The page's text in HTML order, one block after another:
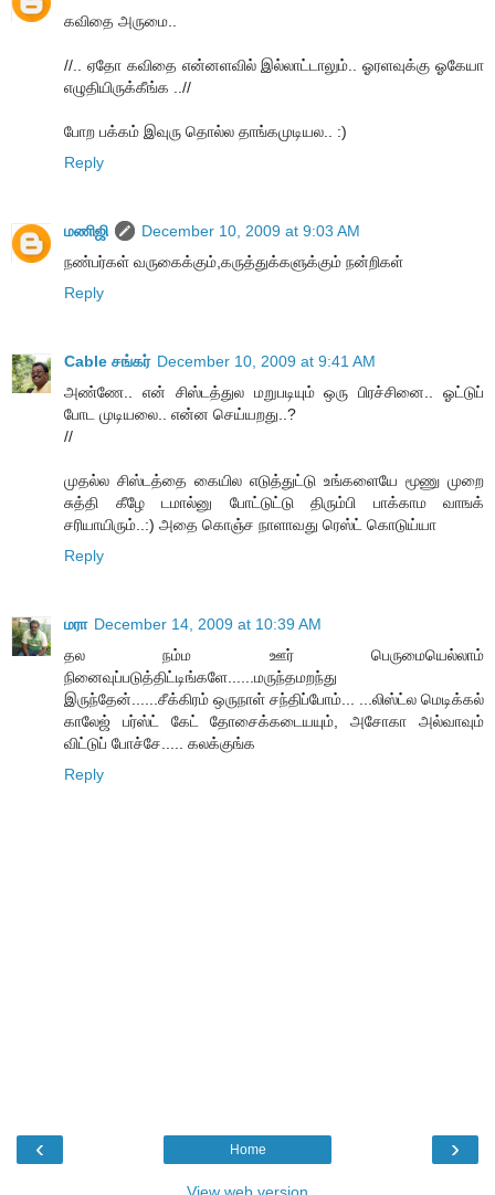
கவிதை அருமை..
//.. ஏதோ கவிதை என்னளவில் இல்லாட்டாலும்.. ஓரளவுக்கு ஓகேயா
எழுதியிருக்கீங்க ..//
போற பக்கம் இவுரு தொல்ல தாங்கமுடியல.. :)
Reply
மணிஜி
December 10, 2009 at 9:03 AM
நண்பர்கள் வருகைக்கும்,கருத்துக்களுக்கும் நன்றிகள்
Reply
Cable சங்கர் December 10, 2009 at 9:41 AM
அண்ணே.. என் சிஸ்டத்துல மறுபடியும் ஒரு பிரச்சினை.. ஓட்டுப்
போட முடியலை.. என்ன செய்யறது..?
//
முதல்ல சிஸ்டத்தை கையில எடுத்துட்டு உங்களையே மூணு முறை
சுத்தி கீழே டமால்னு போட்டுட்டு திரும்பி பாக்காம வாஙக்
சரியாயிரும்..:) அதை கொஞ்ச நாளாவது ரெஸ்ட் கொடுய்யா
Reply
மரா December 14, 2009 at 10:39 AM
தல நம்ம ஊர் பெருமையெல்லாம்
நினைவுப்படுத்திட்டிங்களே......மருந்தமறந்து
இருந்தேன்......சீக்கிரம் ஒருநாள் சந்திப்போம்... ...லிஸ்ட்ல மெடிக்கல்
காலேஜ் பர்ஸ்ட் கேட் தோசைக்கடையயும், அசோகா அல்வாவும்
விட்டுப் போச்சே..... கலக்குங்க
Reply
‹ ›
Home